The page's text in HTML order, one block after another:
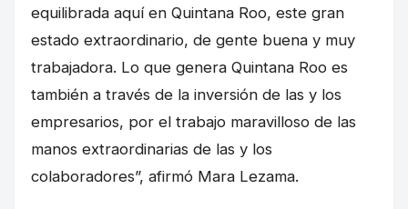
equilibrada aquí en Quintana Roo, este gran
estado extraordinario, de gente buena y muy
trabajadora. Lo que genera Quintana Roo es
también a través de la inversión de las y los
empresarios, por el trabajo maravilloso de las
manos extraordinarias de las y los
colaboradores”, afirmó Mara Lezama.